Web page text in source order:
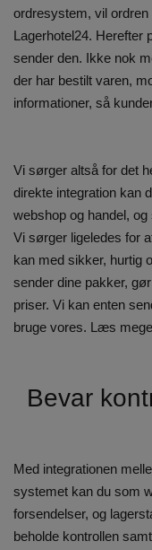
ordresystem, vil
Lagerhotel24. Herefter
sender den. Ikke nok
der har bestilt varen,
informationer, så
Vi sørger altså for det
direkte integration kan
webshop og handel,
Vi sørger ligeledes for
kan med sikker, hurtig
sender dine pakker,
priser. Vi kan enten
bruge vores. Læs
Bevar
Med integrationen
systemet kan du som
forsendelser, og
beholde kontrollen